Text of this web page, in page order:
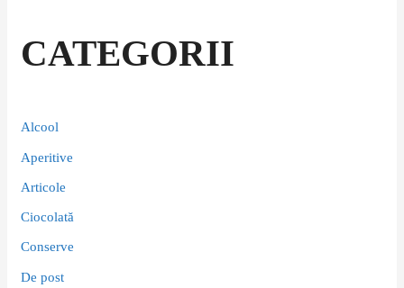
CATEGORII
Alcool
Aperitive
Articole
Ciocolată
Conserve
De post